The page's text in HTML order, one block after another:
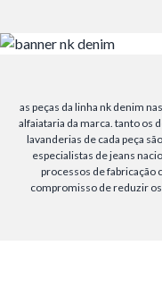
as peças da linha nk denim
alfaiataria da marca. tanto os
lavanderias de cada peça
especialistas de jeans
processos de fabricação
compromisso de reduzir